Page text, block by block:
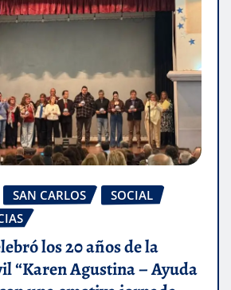
SAN CARLOS
SOCIAL
los 20 años de la
“Karen Agustina – Ayuda